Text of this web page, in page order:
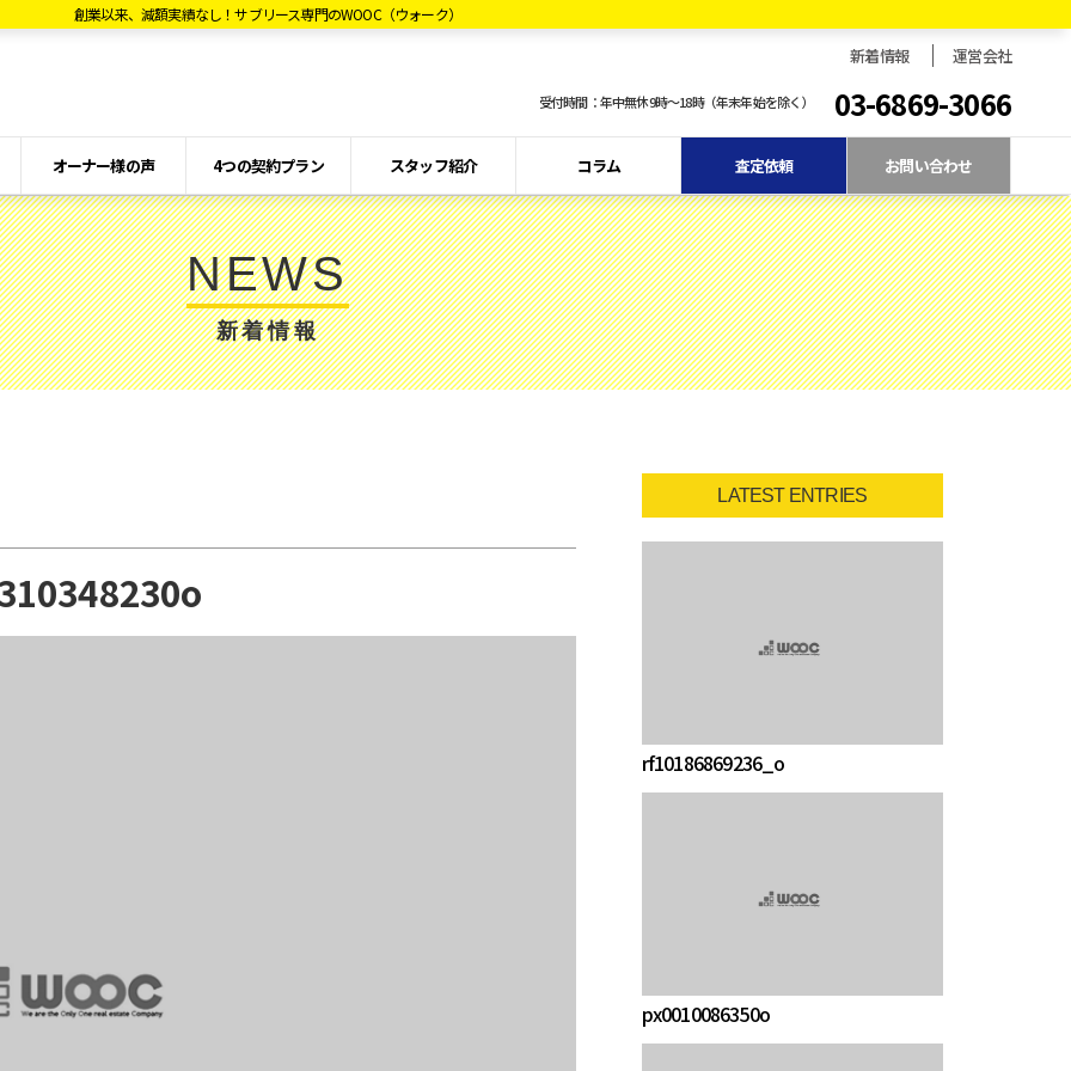
創業以来、減額実績なし！サブリース専門のWOOC（ウォーク）
新着情報 運営会社
受付時間：年中無休9時〜18時（年末年始を除く） 03-6869-3066
オーナー様の声 4つの契約プラン スタッフ紹介 コラム 査定依頼 お問い合わせ
NEWS
新着情報
LATEST ENTRIES
rf10186869236_o
px0010086350o